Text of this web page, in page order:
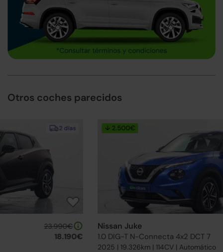
Otros coches parecidos
Nissan Juke
1.0 DIG-T N-Connecta 4x2 DCT 7
2025 | 19.326km | 114CV | Automático
17.690€